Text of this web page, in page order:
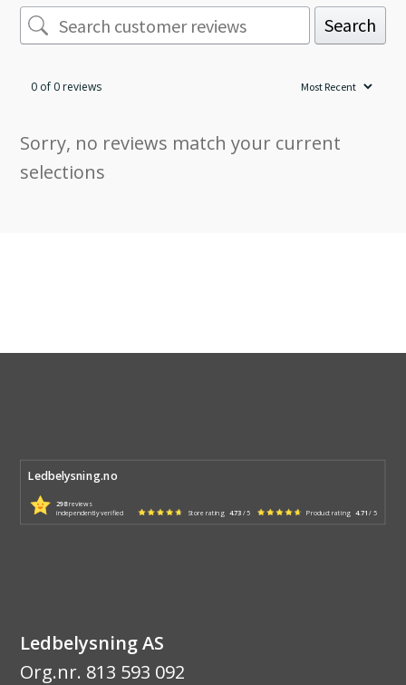
Search
0 of 0 reviews
Sorry, no reviews match your current
selections
Ledbelysning.no
298reviews
independently verified
Store rating 4.73 / 5 Product rating 4.71 / 5
Ledbelysning AS
Org.nr. 813 593 092